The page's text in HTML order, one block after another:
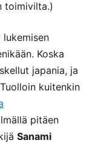
toimivilta.)
Koska
japania, ja
kuitenkin
pitäen
Sanami